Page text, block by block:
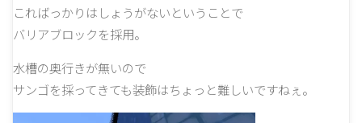
こればっかりはしょうがないということで
バリアブロックを採用。
水槽の奥行きが無いので
サンゴを採ってきても装飾はちょっと難しいですねぇ。